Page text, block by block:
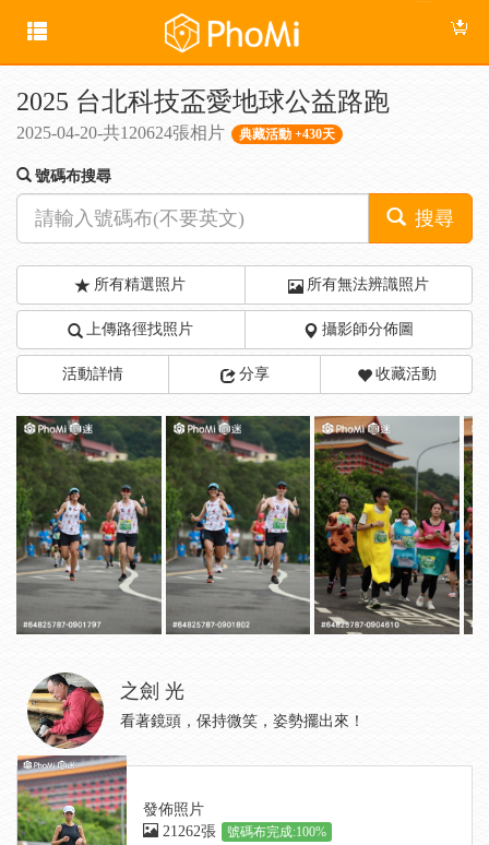
2025 台北科技盃愛地球公益路跑
2025-04-20-共120624張相片 典藏活動 +430天
號碼布搜尋
搜尋
所有精選照片 所有無法辨識照片
上傳路徑找照片 攝影師分佈圖
活動詳情 分享 收藏活動
之劍 光
看著鏡頭，保持微笑，姿勢擺出來！
發佈照片
21262張
號碼布完成:100%